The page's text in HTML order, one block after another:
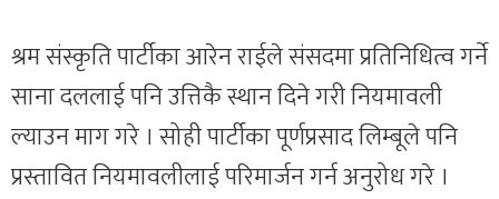
श्रम संस्कृति पार्टीका आरेन राईले संसदमा प्रतिनिधित्व गर्ने
साना दललाई पनि उत्तिकै स्थान दिने गरी नियमावली
ल्याउन माग गरे । सोही पार्टीका पूर्णप्रसाद लिम्बूले पनि
प्रस्तावित नियमावलीलाई परिमार्जन गर्न अनुरोध गरे ।